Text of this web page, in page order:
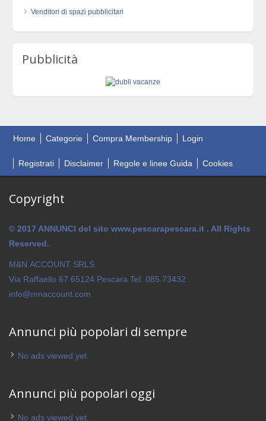
Venditori di spazi pubblicitari
Pubblicità
Home Categorie Compra Membership Login
Registrati Disclaimer Regole e linee Guida Cookies
Copyright
© 2017 ANNUNCI del sito www.pescarapescara.it . All Rights
Reserved.
M&N ACCOUNT SRLS
Via Raffaello 67 65124 Pescara Tel. 085.73432
info@mnaccount.com
Annunci più popolari di sempre
No ads viewed yet.
Annunci più popolari oggi
No ads viewed yet.